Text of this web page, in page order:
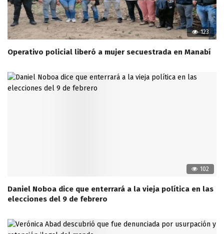
123
Operativo policial liberó a mujer secuestrada en Manabí
102
Daniel Noboa dice que enterrará a la vieja política en las
elecciones del 9 de febrero